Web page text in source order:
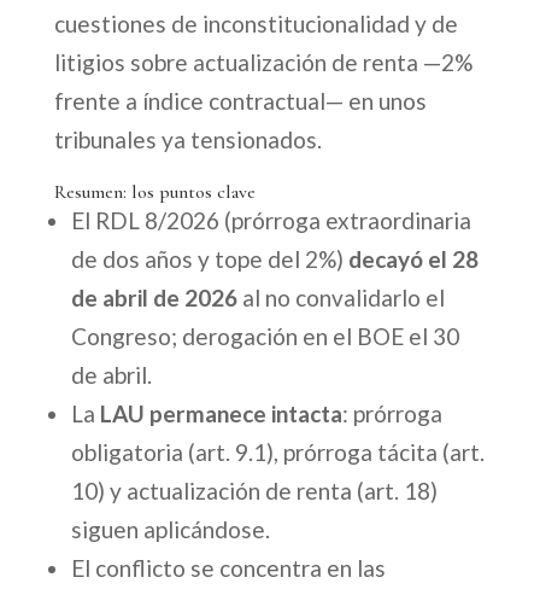
cuestiones de inconstitucionalidad y de
litigios sobre actualización de renta —2%
frente a índice contractual— en unos
tribunales ya tensionados.
Resumen: los puntos clave
El RDL 8/2026 (prórroga extraordinaria
de dos años y tope del 2%) decayó el 28
de abril de 2026al no convalidarlo el
Congreso; derogación en el BOE el 30
de abril.
La LAU permanece intacta: prórroga
obligatoria (art. 9.1), prórroga tácita (art.
10) y actualización de renta (art. 18)
siguen aplicándose.
El conflicto se concentra en las